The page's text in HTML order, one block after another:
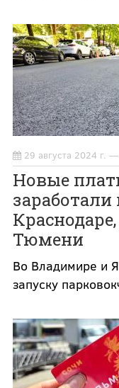
29 августа 2024 г.
Новые
заработали
Тюмени
Во Владимире и
запуску